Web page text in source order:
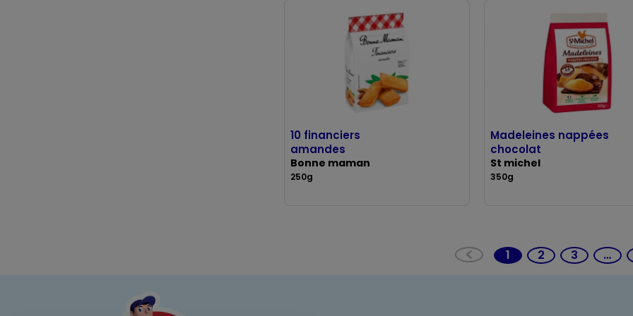
10 financiers
amandes
Bonne maman
250g
Madeleines nappées
chocolat
St michel
350g
1(current)
2 3 …